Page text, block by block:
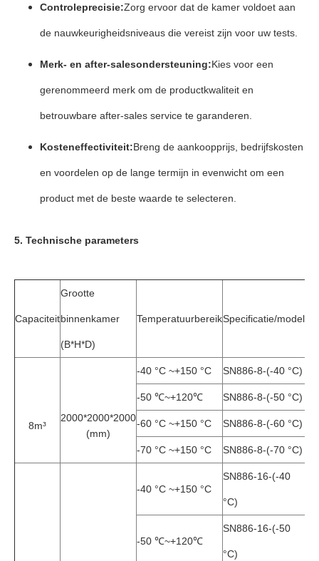
Controleprecisie:Zorg ervoor dat de kamer voldoet aan
de nauwkeurigheidsniveaus die vereist zijn voor uw tests.
Merk- en after-salesondersteuning:Kies voor een
gerenommeerd merk om de productkwaliteit en
betrouwbare after-sales service te garanderen.
Kosteneffectiviteit:Breng de aankoopprijs, bedrijfskosten
en voordelen op de lange termijn in evenwicht om een ​​
product met de beste waarde te selecteren.
5. Technische parameters
Capaciteit
Grootte
binnenkamer
(B*H*D)
TemperatuurbereikSpecificatie/model
8m³
2000*2000*2000
(mm)
-40 °C ~+150 °C SN886-8-(-40 °C)
-50 ℃~+120℃ SN886-8-(-50 °C)
-60 °C ~+150 °C SN886-8-(-60 °C)
-70 °C ~+150 °C SN886-8-(-70 °C)
-40 °C ~+150 °C
SN886-16-(-40
°C)
-50 ℃~+120℃
SN886-16-(-50
°C)